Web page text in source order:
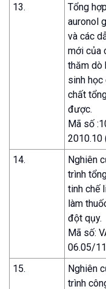
13.
Tổng
auronol
và các
mới của
thăm dò
sinh học
chất
được.
Mã số
2010.10
14.
Nghiên
trình
tinh chế
làm
đột qụy.
Mã số:
06.05/
15.
Nghiên
trình